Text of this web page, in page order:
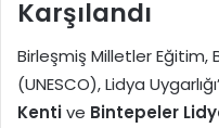
Karşılandı
Birleşmiş Milletler Eğitim,
(UNESCO), Lidya
Kentive Bintepeler